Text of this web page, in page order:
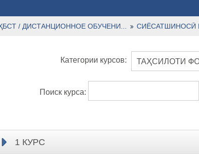
/ ДИСТАНЦИОННОЕ ОБУЧЕНИ... СИЁСАТШИНОСӢ
Категории курсов:
Поиск курса:
1 КУРС